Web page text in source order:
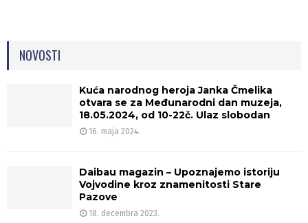
NOVOSTI
Kuća narodnog heroja Janka Čmelika
otvara se za Međunarodni dan muzeja,
18.05.2024, od 10-22č. Ulaz slobodan
16. maja 2024.
Daibau magazin – Upoznajemo istoriju
Vojvodine kroz znamenitosti Stare
Pazove
18. decembra 2023.